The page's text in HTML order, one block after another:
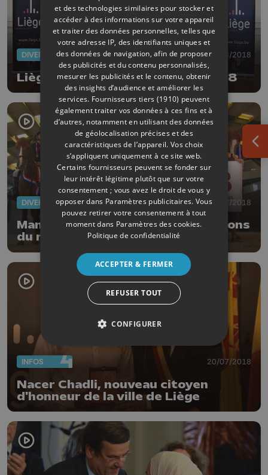
DIVERS 16/08/2018
Liège: les citoyens d'honneur 2018
DIVERS 31/07/2018
Manège de la Belle-Fleur : champions
du monde !
INFOS 20/07/2018
Nacer Chadli, nouveau citoyen
d'honneur de la ville de Liège
et des technologies similaires pour stocker et
accéder à des informations sur votre appareil
et traiter des données personnelles, telles que
votre adresse IP, des identifiants uniques et
des données de navigation, afin de proposer
des publicités et du contenu personnalisés,
mesurer les publicités et le contenu, obtenir
des insights d’audience et améliorer les
services. Fournisseurs tiers (1910) peuvent
également traiter vos données à ces fins et à
d’autres, notamment en utilisant des données
de géolocalisation précises et des
caractéristiques de l’appareil. Vos choix
s’appliquent uniquement à ce site web.
Certains fournisseurs peuvent se fonder sur
leur intérêt légitime plutôt que sur votre
consentement ; vous avez le droit de vous y
opposer dans Paramètres publicitaires. Vous
pouvez retirer votre consentement à tout
moment dans Paramètres des cookies.
Politique de confidentialité
ACCEPTER & FERMER
REFUSER TOUT
CONFIGURER